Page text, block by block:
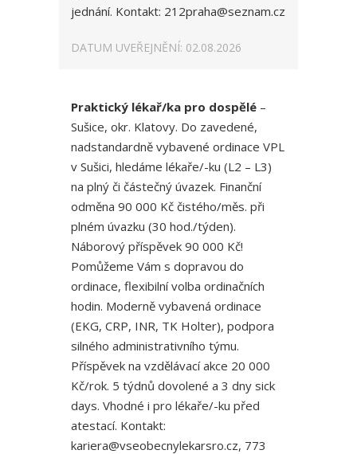
jednání. Kontakt: 212praha@seznam.cz
DATUM UVEŘEJNĚNÍ: 02.08.2026
Praktický lékař/ka pro dospělé –
Sušice, okr. Klatovy. Do zavedené,
nadstandardně vybavené ordinace VPL
v Sušici, hledáme lékaře/-ku (L2 – L3)
na plný či částečný úvazek. Finanční
odměna 90 000 Kč čistého/měs. při
plném úvazku (30 hod./týden).
Náborový příspěvek 90 000 Kč!
Pomůžeme Vám s dopravou do
ordinace, flexibilní volba ordinačních
hodin. Moderně vybavená ordinace
(EKG, CRP, INR, TK Holter), podpora
silného administrativního týmu.
Příspěvek na vzdělávací akce 20 000
Kč/rok. 5 týdnů dovolené a 3 dny sick
days. Vhodné i pro lékaře/-ku před
atestací. Kontakt:
kariera@vseobecnylekarsro.cz, 773